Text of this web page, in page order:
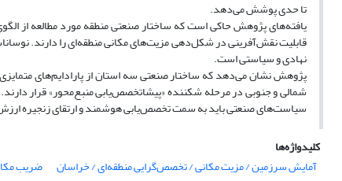
تا حدی پوشش میدهد.
یافتههای پژوهش حاکی است که ساختار صنعتی منطقه مورد مطالعه از
قابلیت نقشآفرینی در شکلدهی مزیتهای مکانی منطقهای را دارند.
نهادی و سیاستی است.
پژوهش نشان میدهد که ساختار صنعتی سه استان از پارادایمهای
شمالی و جنوبی در مرحله شکننده «پیشاتخصصیابی منبعمحور» قرار
سیاستهای صنعتی باید به سمت تخصصیابی هوشمند و ارتقای زنجیره
کلیدواژه‌ها
آمایش سرزمین / مزیت مکانی / تخصص‌گرایی منطقه‌ای / خراسان
ضریب